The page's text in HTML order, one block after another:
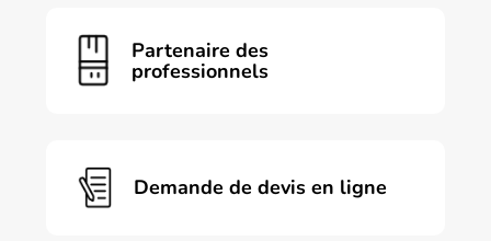
Partenaire des
professionnels
Demande de devis en ligne